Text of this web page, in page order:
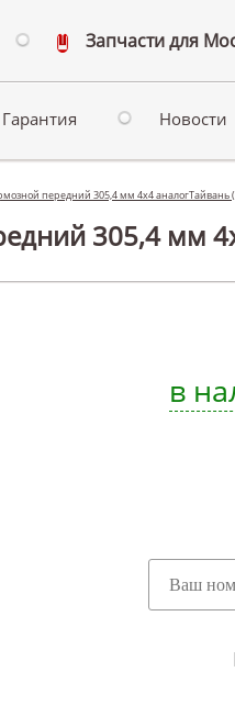
Запчасти для
Гарантия Новости
передний 305,4 мм 4х4 аналогТайвань
305,4 мм
в